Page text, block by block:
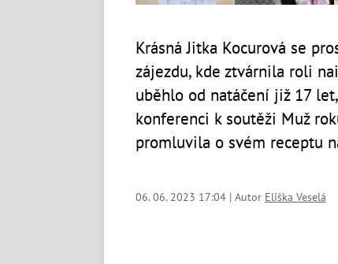
Krásná Jitka Kocurová se
zájezdu, kde ztvárnila roli
uběhlo od natáčení již 17
konferenci k soutěži Muž
promluvila o svém receptu
06. 06. 2023 17:04 | Autor Eliška Veselá